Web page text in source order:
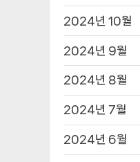
2024년 10월
2024년 9월
2024년 8월
2024년 7월
2024년 6월